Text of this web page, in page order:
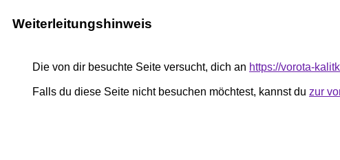
Weiterleitungshinweis
Die von dir besuchte Seite versucht, dich an https://vorota-
Falls du diese Seite nicht besuchen möchtest, kannst du zur